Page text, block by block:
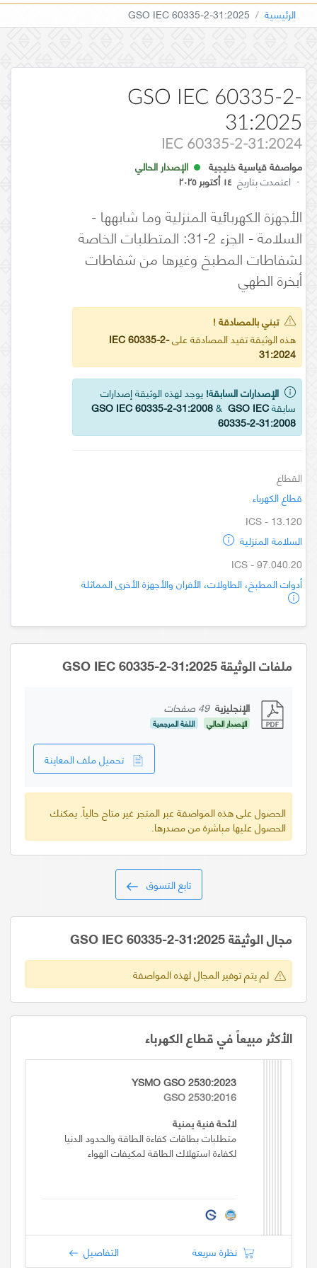
الرئيسية GSO IEC 60335-2-31:2025
GSO IEC 60335-2-
31:2025
IEC 60335-2-31:2024
مواصفة قياسية خليجية
الإصدار الحالي
· اعتمدت بتاريخ ١٤ أكتوبر ٢٠٢٥
الأجهزة الكهربائية المنزلية وما شابهها -
السلامة - الجزء 2-31: المتطلبات الخاصة
لشفاطات المطبخ وغيرها من شفاطات
أبخرة الطهي
تبني بالمصادقة !
هذه الوثيقة تفيد المصادقة علىIEC 60335-2-
31:2024
الإصدارات السابقة! يوجد لهذه الوثيقة إصدارات
سابقة
GSO IEC 60335-2-31:2008& GSO IEC
60335-2-31:2008
القطاع
قطاع الكهرباء
ICS - 13.120
السلامة المنزلية
ICS - 97.040.20
أدوات المطبخ، الطاولات، الأفران والأجهزة الأخرى المماثلة
ملفات الوثيقة GSO IEC 60335-2-31:2025
الإنجليزية 49 صفحات
الإصدار الحالي اللغة المرجعية
تحميل ملف المعاينة
الحصول على هذه المواصفة عبر المتجر غير متاح حالياً. يمكنك
الحصول عليها مباشرة من مصدرها.
تابع التسوق
مجال الوثيقة GSO IEC 60335-2-31:2025
لم يتم توفير المجال لهذه المواصفة
الأكثر مبيعاً في قطاع الكهرباء
YSMO GSO 2530:2023
GSO 2530:2016
لائحة فنية يمنية
متطلبات بطاقات كفاءة الطاقة والحدود الدنيا
لكفاءة استهلاك الطاقة لمكيفات الهواء
نظرة سريعة التفاصيل